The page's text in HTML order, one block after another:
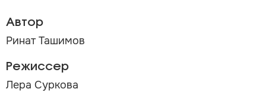
Автор
Ринат Ташимов
Режиссер
Лера Суркова